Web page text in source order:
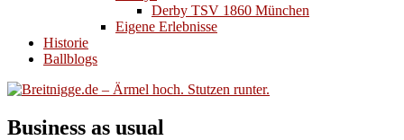
Derby TSV 1860 München
Eigene Erlebnisse
Historie
Ballblogs
Business as usual